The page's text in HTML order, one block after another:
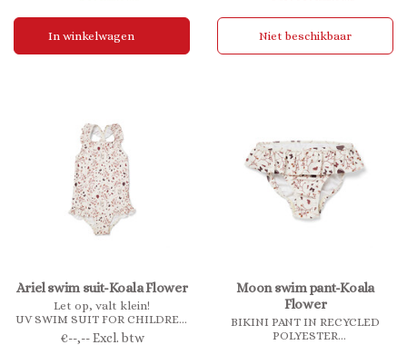
modal and elastane, which
together make the sleepwear
super soft.
In winkelwagen
modal and elastane, which
together make the sleepwear
super soft.
Niet beschikbaar
Ariel swim suit-Koala Flower
Let op, valt klein!
UV SWIM SUIT FOR CHILDREN
Our cute Ariel swim suit is made
€--,-- Excl. btw
Moon swim pant-Koala
Flower
BIKINI PANT IN RECYCLED
POLYESTER